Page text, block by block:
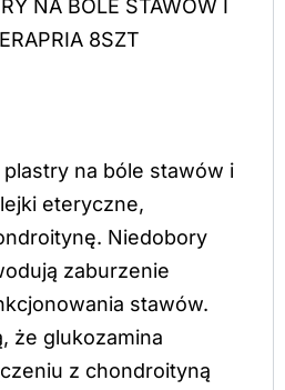
NA BÓLE STAWÓW I
8SZT
na bóle stawów i
eteryczne,
Niedobory
zaburzenie
stawów.
że glukozamina
z chondroityną